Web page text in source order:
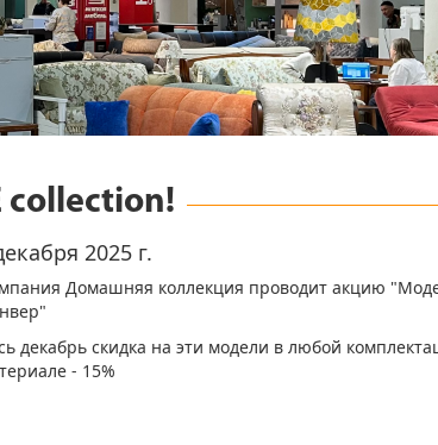
collection!
2025 г.
Домашняя коллекция проводит акцию
декабрь скидка на эти модели в любой
- 15%